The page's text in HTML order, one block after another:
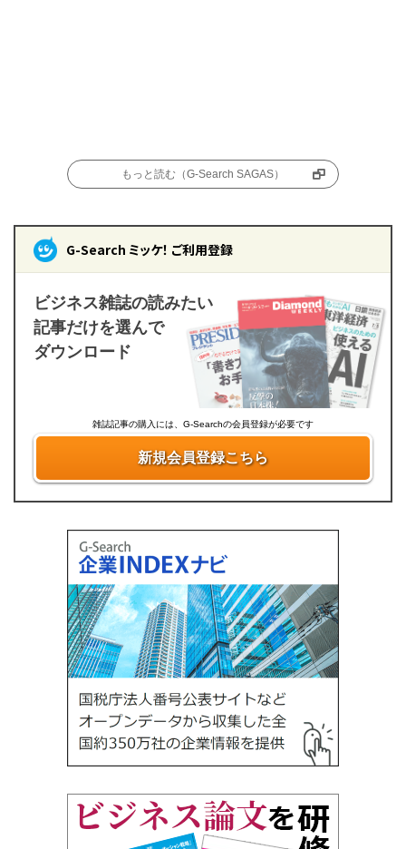
もっと読む（G-Search SAGAS）
G-Search ミッケ！ ご利用登録
ビジネス雑誌の読みたい
記事だけを選んで
ダウンロード
雑誌記事の購入には、G-Searchの会員登録が必要です
新規会員登録こちら